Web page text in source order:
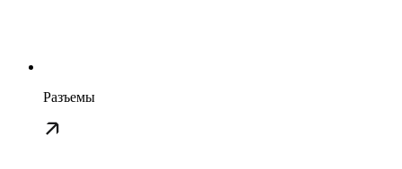
Разъемы